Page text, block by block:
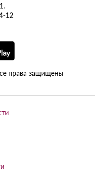
12
права защищены